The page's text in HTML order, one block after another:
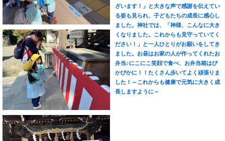
ざいます！」と大きな声で感謝を伝えてい
る姿も見られ、子どもたちの成長に感心し
ました。神社では、「神様、こんなに大き
くなりました。これからも見守っていてく
ださい！」と一人ひとりがお願いをしてき
ました。お昼はお家の人が作ってくれたお
弁当♪にこにこ笑顔で食べ、お弁当箱はぴ
かぴかに！！たくさん歩いてよく頑張りま
した！～これからも健康で元気に大きく成
長しますように～